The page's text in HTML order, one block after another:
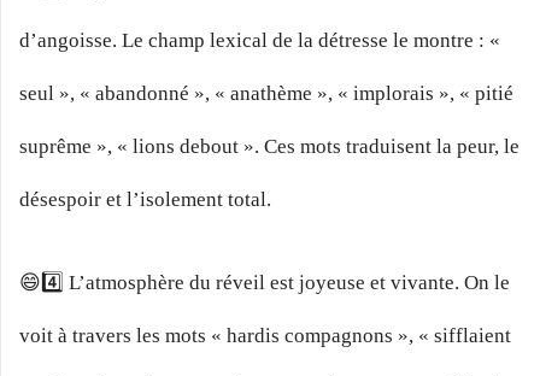
d’angoisse. Le champ lexical de la détresse le montre : «
seul », « abandonné », « anathème », « implorais », « pitié
suprême », « lions debout ». Ces mots traduisent la peur, le
désespoir et l’isolement total.
😄4️⃣ L’atmosphère du réveil est joyeuse et vivante. On le
voit à travers les mots « hardis compagnons », « sifflaient